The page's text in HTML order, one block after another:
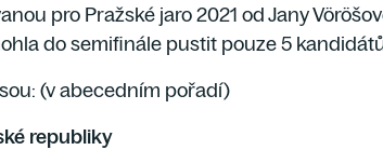
pro Pražské jaro 2021 od Jany
do semifinále pustit pouze 5
(v abecedním pořadí)
republiky